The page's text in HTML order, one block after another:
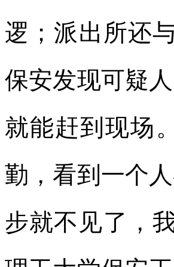
逻；派出所还
保安发现可疑
就能赶到现场
勤，看到一个
步就不见了，